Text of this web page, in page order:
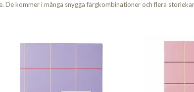
De kommer i många snygga färgkombinationer och flera